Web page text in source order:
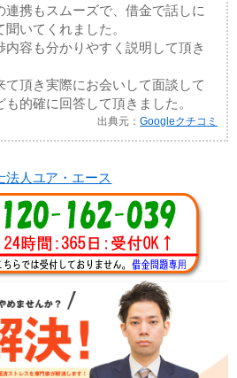
携もスムーズで、借金で話しに
いてくれました。
容も分かりやすく説明して頂き
頂き実際にお会いして面談して
的確に回答して頂きました。
出典元：Googleクチコミ
法人ユア・エース